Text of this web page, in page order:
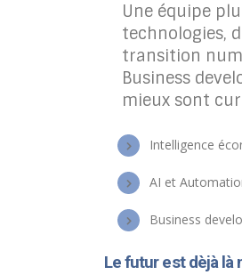
Une équipe
technologies,
transition
Business
mieux sont
Intelligence
AI et
Business
Le futur est dèjà là